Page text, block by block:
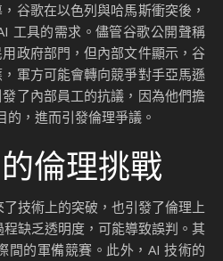
谷歌在以色列與哈馬斯衝突後，
工具的需求。儘管谷歌公開聲稱
政府部門，但內部文件顯示，谷
軍方可能會轉向競爭對手亞馬遜
了內部員工的抗議，因為他們擔
的，進而引發倫理爭議。
倫理挑戰
技術上的突破，也引發了倫理上
缺乏透明度，可能導致誤判。其
間的軍備競賽。此外，AI 技術的